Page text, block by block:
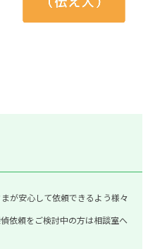
が安心して依頼できるよう様々
依頼をご検討中の方は相談室へ